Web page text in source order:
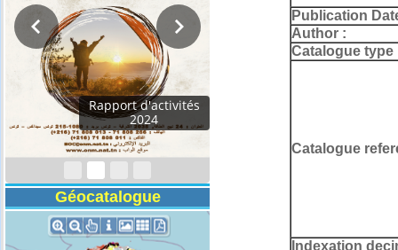
Rapport d'activités
2024
Géocatalogue
Publication
Author :
Catalogue type
Catalogue
Indexation